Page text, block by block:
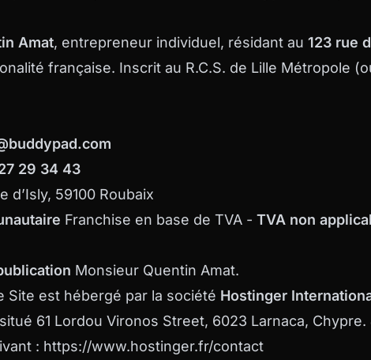
Amat, entrepreneur individuel, résidant au 123 rue
française. Inscrit au R.C.S. de Lille Métropole
29 34 43
d’Isly, 59100 Roubaix
Franchise en base de TVA - TVA non
Monsieur Quentin Amat.
Site est hébergé par la société Hostinger
61 Lordou Vironos Street, 6023 Larnaca, Chypre.
: https://www.hostinger.fr/contact